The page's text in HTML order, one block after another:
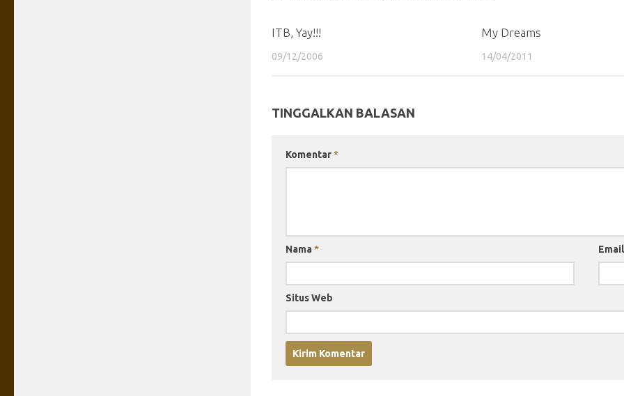
ITB, Yay!!!
09/12/2006
My Dreams
14/04/2011
TINGGALKAN BALASAN
Komentar*
Nama *
Situs Web